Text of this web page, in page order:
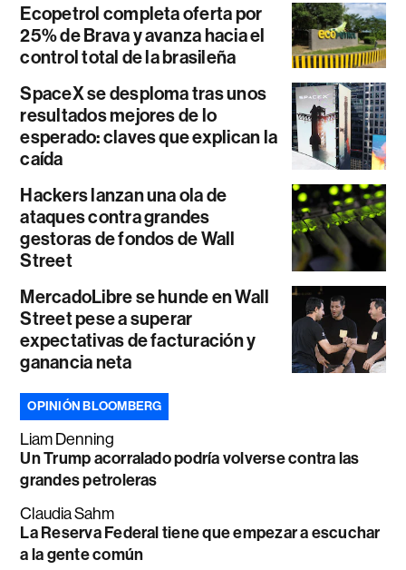
Ecopetrol completa oferta por
25% de Brava y avanza hacia el
control total de la brasileña
SpaceX se desploma tras unos
resultados mejores de lo
esperado: claves que explican la
caída
Hackers lanzan una ola de
ataques contra grandes
gestoras de fondos de Wall
Street
MercadoLibre se hunde en Wall
Street pese a superar
expectativas de facturación y
ganancia neta
OPINIÓN BLOOMBERG
Liam Denning
Un Trump acorralado podría volverse contra las
grandes petroleras
Claudia Sahm
La Reserva Federal tiene que empezar a escuchar
a la gente común